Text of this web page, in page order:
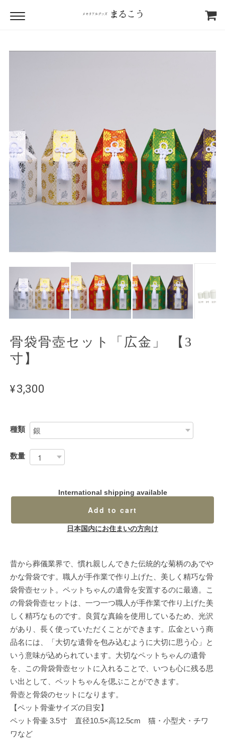
骨袋骨壺セット「広金」 【3
寸】
¥3,300
種類
数量
International shipping available
Add to cart
日本国内にお住まいの方向け
昔から葬儀業界で、慣れ親しんできた伝統的な菊柄のあでや
かな骨袋です。職人が手作業で作り上げた、美しく精巧な骨
袋骨壺セット。ペットちゃんの遺骨を安置するのに最適。こ
の骨袋骨壺セットは、一つ一つ職人が手作業で作り上げた美
しく精巧なものです。良質な真鍮を使用しているため、光沢
があり、長く使っていただくことができます。広金という商
品名には、「大切な遺骨を包み込むように大切に思う心」と
いう意味が込められています。大切なペットちゃんの遺骨
を、この骨袋骨壺セットに入れることで、いつも心に残る思
い出として、ペットちゃんを偲ぶことができます。
骨壺と骨袋のセットになります。
【ペット骨壷サイズの目安】
ペット骨壷 3.5寸 直径10.5×高12.5cm 猫・小型犬・チワ
ワなど